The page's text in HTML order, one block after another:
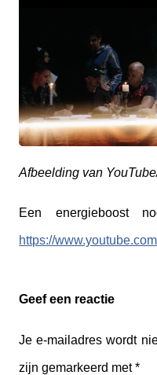
Afbeelding van
Een energieboost
https://
Geef een reactie
Je e-mailadres wordt
zijn gemarkeerd met*